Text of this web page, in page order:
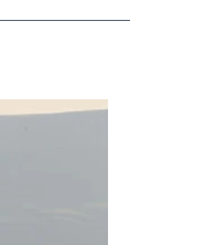
Telegram